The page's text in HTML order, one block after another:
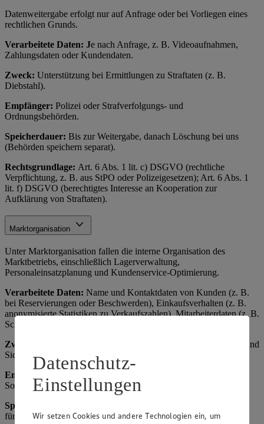
Datenweitergabe erfolgt nur auf Anfrage oder bei Vorliegen eines
rechtlichen Grunds.
Verarbeitete Daten: Je nach Anfrage, z. B. Videoaufnahmen,
Zahlungsdaten oder Kundendaten.
Zweck: Unterstützung bei Ermittlungen zu Straftaten (z. B.
Diebstahl).
Empfänger: Polizei oder Strafverfolgungs- und
Ordnungsbehörden.
Speicherdauer: Bis zur Weitergabe, danach Löschung bei uns
(Behörden speichern separat).
Rechtsgrundlage: Art. 6 Abs. 1 lit. c) DSGVO (rechtliche
Verpflichtung, z. B. aus StPO oder Polizeigesetzen); Art. 6 Abs. 1
lit. f) DSGVO (berechtigtes Interesse an Kooperation zur
Aufklärung von Straftaten).
Marktorganisation
Unter Marktorganisation fallen die interne Organisation des
Marktbetriebs, einschließlich Lagerverwaltung,
Personaleinsatzplanung und Kundenservice-Optimierung.
Verarbeitete Daten: Name und Kontaktdaten von Kunden (z. B.
bei Reservierungen oder Beschwerden), Einkaufsverhalten (z. B.
anonymisierte Statistiken zu Verkaufszahlen), Mitarbeiterdaten (z. B.
Schichtpläne).
Zweck:
Effiziente Betriebsführung, Verbesserung des Angebots und
Sicherstellung der Verfügbarkeit von Waren.
Empfänger:
Software (z. B. ERP-Systeme als Auftragsverarbeiter).
Speicherdauer
für Analysen, danach Anonymisierung oder Löschung.
Datenschutz-
Einstellungen
Wir setzen Cookies und andere Technologien ein, um